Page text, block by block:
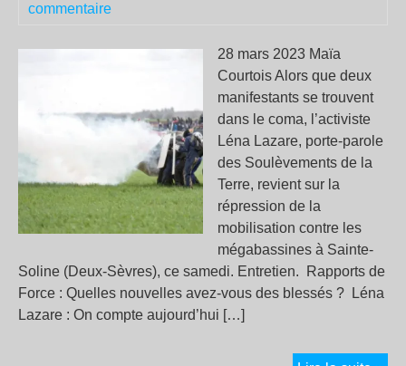
commentaire
28 mars 2023 Maïa
Courtois Alors que deux
manifestants se trouvent
dans le coma, l’activiste
Léna Lazare, porte-parole
des Soulèvements de la
Terre, revient sur la
répression de la
mobilisation contre les
mégabassines à Sainte-
Soline (Deux-Sèvres), ce samedi. Entretien. Rapports de
Force : Quelles nouvelles avez-vous des blessés ? Léna
Lazare : On compte aujourd’hui […]